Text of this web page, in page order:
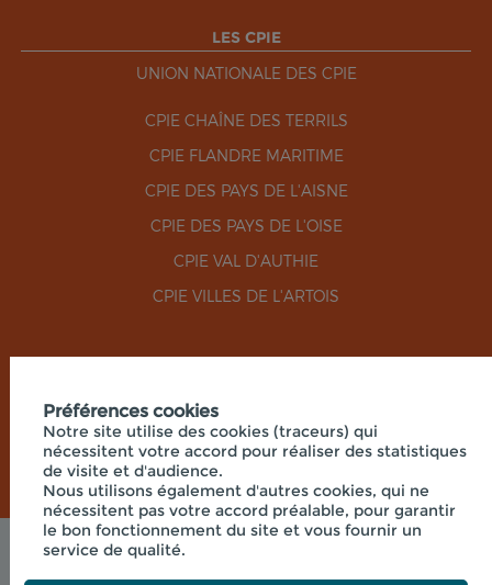
LES CPIE
UNION NATIONALE DES CPIE
CPIE CHAÎNE DES TERRILS
CPIE FLANDRE MARITIME
CPIE DES PAYS DE L'AISNE
CPIE DES PAYS DE L'OISE
CPIE VAL D'AUTHIE
CPIE VILLES DE L'ARTOIS
Mentions légales
© 2026 - UNION RÉGIONALE DES CPIE HAUTS-DE-
Préférences cookies
Notre site utilise des cookies (traceurs) qui
nécessitent votre accord pour réaliser des statistiques
de visite et d'audience.
Nous utilisons également d'autres cookies, qui ne
nécessitent pas votre accord préalable, pour garantir
le bon fonctionnement du site et vous fournir un
service de qualité.